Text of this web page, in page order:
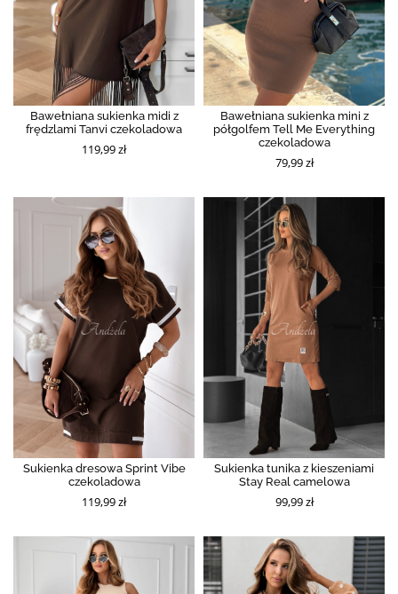
Bawełniana sukienka midi z
frędzlami Tanvi czekoladowa
119,99 zł
Bawełniana sukienka mini z
półgolfem Tell Me Everything
czekoladowa
79,99 zł
Sukienka dresowa Sprint Vibe
czekoladowa
119,99 zł
Sukienka tunika z kieszeniami
Stay Real camelowa
99,99 zł